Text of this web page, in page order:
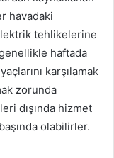
havadaki
tehlikelerine
haftada
karşılamak
zorunda
dışında hizmet
olabilirler.